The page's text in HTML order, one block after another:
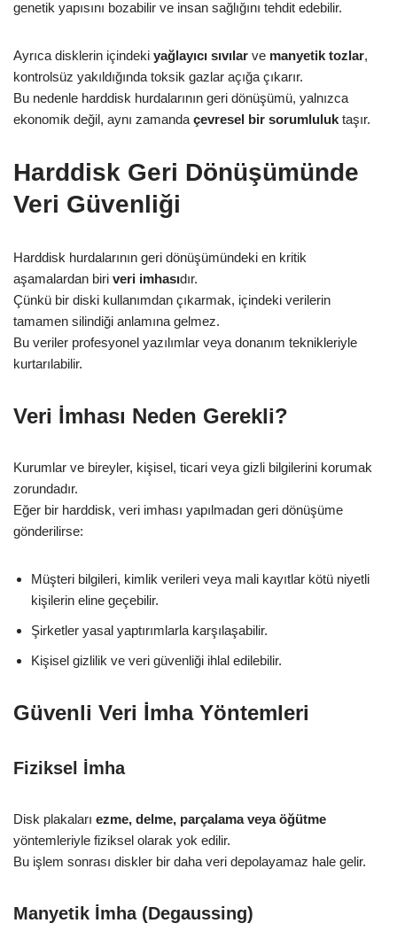
genetik yapısını bozabilir ve insan sağlığını tehdit edebilir.
Ayrıca disklerin içindeki yağlayıcı sıvılar ve manyetik tozlar,
kontrolsüz yakıldığında toksik gazlar açığa çıkarır.
Bu nedenle harddisk hurdalarının geri dönüşümü, yalnızca
ekonomik değil, aynı zamanda çevresel bir sorumluluk taşır.
Harddisk Geri Dönüşümünde
Veri Güvenliği
Harddisk hurdalarının geri dönüşümündeki en kritik
aşamalardan biri veri imhasıdır.
Çünkü bir diski kullanımdan çıkarmak, içindeki verilerin
tamamen silindiği anlamına gelmez.
Bu veriler profesyonel yazılımlar veya donanım teknikleriyle
kurtarılabilir.
Veri İmhası Neden Gerekli?
Kurumlar ve bireyler, kişisel, ticari veya gizli bilgilerini korumak
zorundadır.
Eğer bir harddisk, veri imhası yapılmadan geri dönüşüme
gönderilirse:
Müşteri bilgileri, kimlik verileri veya mali kayıtlar kötü niyetli
kişilerin eline geçebilir.
Şirketler yasal yaptırımlarla karşılaşabilir.
Kişisel gizlilik ve veri güvenliği ihlal edilebilir.
Güvenli Veri İmha Yöntemleri
Fiziksel İmha
Disk plakaları ezme, delme, parçalama veya öğütme
yöntemleriyle fiziksel olarak yok edilir.
Bu işlem sonrası diskler bir daha veri depolayamaz hale gelir.
Manyetik İmha (Degaussing)